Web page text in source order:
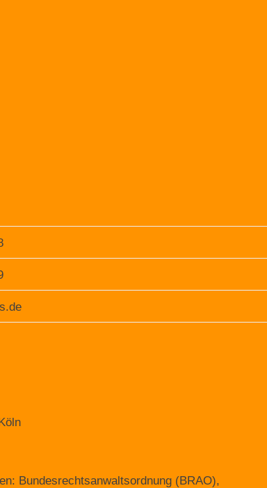
Bundesrechtsanwaltsordnung (BRAO),